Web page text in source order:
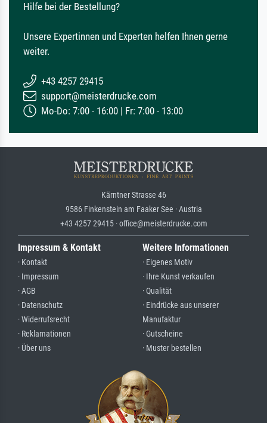
Hilfe bei der Bestellung?
Unsere Expertinnen und Experten helfen Ihnen gerne
weiter.
+43 4257 29415
support@meisterdrucke.com
Mo-Do: 7:00 - 16:00 | Fr: 7:00 - 13:00
Kärntner Strasse 46
9586 Finkenstein am Faaker See · Austria
+43 4257 29415 · office@meisterdrucke.com
Impressum & Kontakt
· Kontakt
· Impressum
· AGB
· Datenschutz
· Widerrufsrecht
· Reklamationen
· Über uns
Weitere Informationen
· Eigenes Motiv
· Ihre Kunst verkaufen
· Qualität
· Eindrücke aus unserer
Manufaktur
· Gutscheine
· Muster bestellen